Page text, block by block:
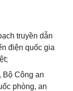
truyền dẫn
điện quốc gia
Bộ Công an
phòng, an